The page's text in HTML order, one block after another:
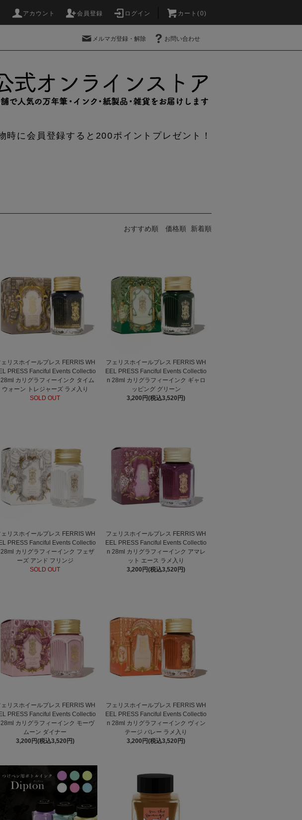
アカウント 会員登録 ログイン カート(0)
メルマガ登録・解除 お問い合わせ
に会員登録すると200ポイントプレゼント！
おすすめ順 価格順 新着順
ェリスホイールプレス FERRIS WH
PRESS Fanciful Events Collectio
カリグラフィーインク タイム
ウォーン トレジャーズ ラメ入り
SOLD OUT
フェリスホイールプレス FERRIS WH
EEL PRESS Fanciful Events Collectio
n 28ml カリグラフィーインク ギャロ
ッピング グリーン
3,200円(税込3,520円)
ェリスホイールプレス FERRIS WH
PRESS Fanciful Events Collectio
カリグラフィーインク フェザ
ーズ アンド フリンジ
SOLD OUT
フェリスホイールプレス FERRIS WH
EEL PRESS Fanciful Events Collectio
n 28ml カリグラフィーインク アマレ
ット エース ラメ入り
3,200円(税込3,520円)
ェリスホイールプレス FERRIS WH
PRESS Fanciful Events Collectio
カリグラフィーインク モーヴ
ムーン ダイナー
3,200円(税込3,520円)
フェリスホイールプレス FERRIS WH
EEL PRESS Fanciful Events Collectio
n 28ml カリグラフィーインク ヴィン
テージ バレー ラメ入り
3,200円(税込3,520円)